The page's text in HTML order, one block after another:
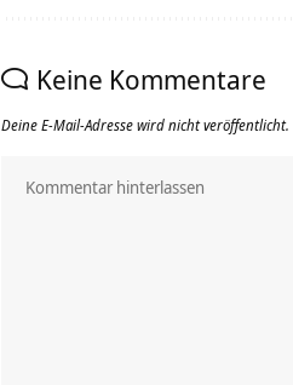
Keine Kommentare
Deine E-Mail-Adresse wird nicht veröffentlicht.